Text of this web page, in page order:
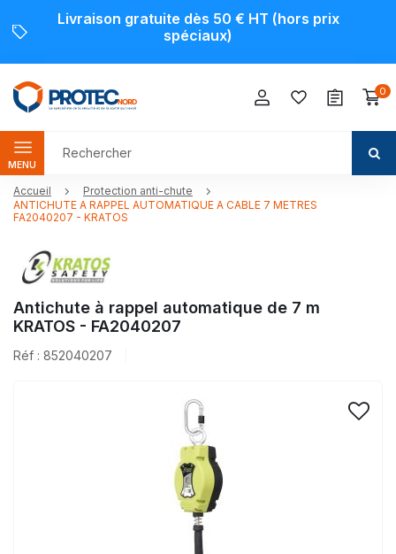
Livraison gratuite dès 50 € HT (hors prix
spéciaux)
0
MENU
Accueil
Protection anti-chute
ANTICHUTE A RAPPEL AUTOMATIQUE A CABLE 7 METRES
FA2040207 - KRATOS
Antichute à rappel automatique de 7 m
KRATOS - FA2040207
Réf : 852040207